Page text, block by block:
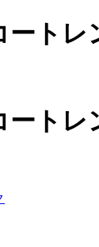
トレ
トレ